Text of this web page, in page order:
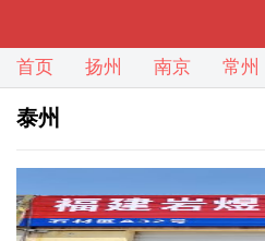
首页 扬州 南京 常州
泰州